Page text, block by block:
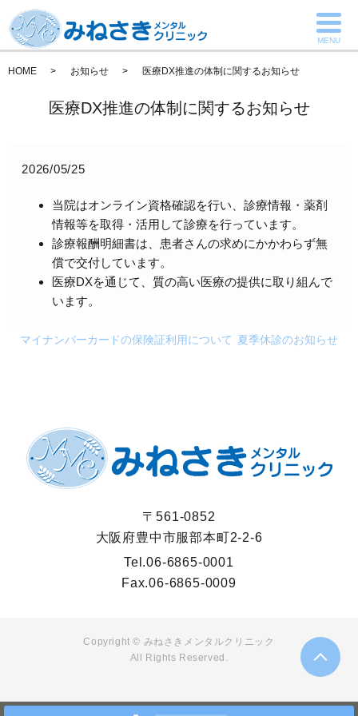
MENU
HOME お知らせ 医療DX推進の体制に関するお知らせ
医療DX推進の体制に関するお知らせ
2026/05/25
当院はオンライン資格確認を行い、診療情報・薬剤
情報等を取得・活用して診療を行っています。
診療報酬明細書は、患者さんの求めにかかわらず無
償で交付しています。
医療DXを通じて、質の高い医療の提供に取り組んで
います。
マイナンバーカードの保険証利用について 夏季休診のお知らせ
〒561-0852
大阪府豊中市服部本町2-2-6
Tel.06-6865-0001
Fax.06-6865-0009
Copyright © みねさきメンタルクリニック
All Rights Reserved.